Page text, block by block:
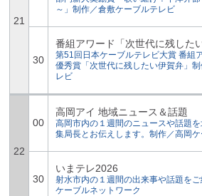
21
～」制作／倉敷ケーブルテレビ
30
番組アワード「次世代に残した
第51回日本ケーブルテレビ大賞 番組
優秀賞「次世代に残したい伊賀弁」
レビ
22
00
高岡アイ 地域ニュース＆話題
高岡市内の１週間のニュースや話題
集局長とお伝えします。制作／高岡
30
いまテレ2026
射水市内の１週間の出来事や話題を
ケーブルネットワーク